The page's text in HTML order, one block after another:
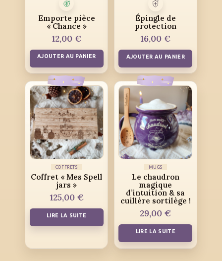
Emporte pièce
« Chance »
12,00€
AJOUTER AU PANIER
Épingle de
protection
16,00€
AJOUTER AU PANIER
COFFRETS
Coffret « Mes Spell
jars »
125,00 €
LIRE LA SUITE
MUGS
Le chaudron
magique
d’intuition & sa
cuillère sortilège !
29,00€
LIRE LA SUITE